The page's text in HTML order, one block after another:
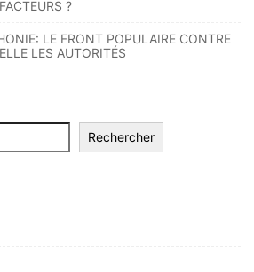
?
LE FRONT POPULAIRE CONTRE
LES AUTORITÉS
Rechercher